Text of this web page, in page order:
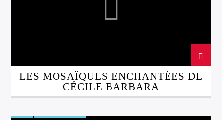
LES MOSAÏQUES ENCHANTÉES DE
CÉCILE BARBARA